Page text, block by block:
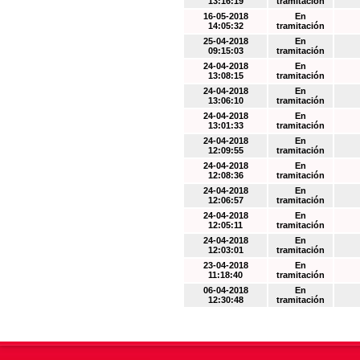
16-05-2018
14:05:32
En
tramitación
25-04-2018
09:15:03
En
tramitación
24-04-2018
13:08:15
En
tramitación
24-04-2018
13:06:10
En
tramitación
24-04-2018
13:01:33
En
tramitación
24-04-2018
12:09:55
En
tramitación
24-04-2018
12:08:36
En
tramitación
24-04-2018
12:06:57
En
tramitación
24-04-2018
12:05:11
En
tramitación
24-04-2018
12:03:01
En
tramitación
23-04-2018
11:18:40
En
tramitación
06-04-2018
12:30:48
En
tramitación